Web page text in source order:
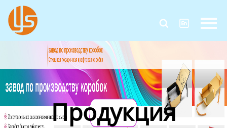
 
Главная
Продукция
О Нас
Контакты Продукция